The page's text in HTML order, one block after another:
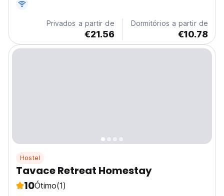
language)
Privados a partir de
€21.56
Dormitórios a partir de
€10.78
Hostel
Tavace Retreat Homestay
10Ótimo(1)